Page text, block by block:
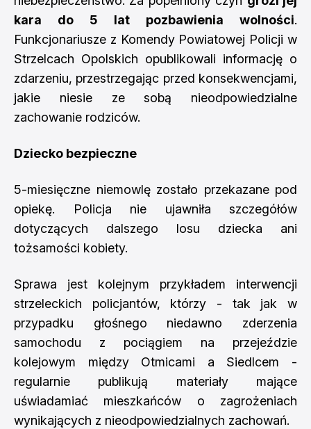
kara do 5 lat pozbawienia wolności.
Funkcjonariusze z Komendy Powiatowej Policji w
Strzelcach Opolskich opublikowali informację o
zdarzeniu, przestrzegając przed konsekwencjami,
jakie niesie ze sobą nieodpowiedzialne
zachowanie rodziców.
Dziecko bezpieczne
5-miesięczne niemowlę zostało przekazane pod
opiekę. Policja nie ujawniła szczegółów
dotyczących dalszego losu dziecka ani
tożsamości kobiety.
Sprawa jest kolejnym przykładem interwencji
strzeleckich policjantów, którzy - tak jak w
przypadku głośnego niedawno zderzenia
samochodu z pociągiem na przejeździe
kolejowym między Otmicami a Siedlcem -
regularnie publikują materiały mające
uświadamiać mieszkańców o zagrożeniach
wynikających z nieodpowiedzialnych zachowań.